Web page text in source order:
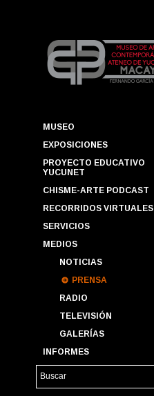
MUSEO
EXPOSICIONES
PROYECTO EDUCATIVO
YUCUNET
CHISME-ARTE PODCAST
RECORRIDOS VIRTUALES
SERVICIOS
MEDIOS
NOTICIAS
PRENSA
RADIO
TELEVISIÓN
GALERÍAS
INFORMES